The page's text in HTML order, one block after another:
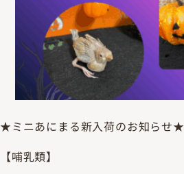
★ミニあにまる新入荷のお知らせ★
【哺乳類】